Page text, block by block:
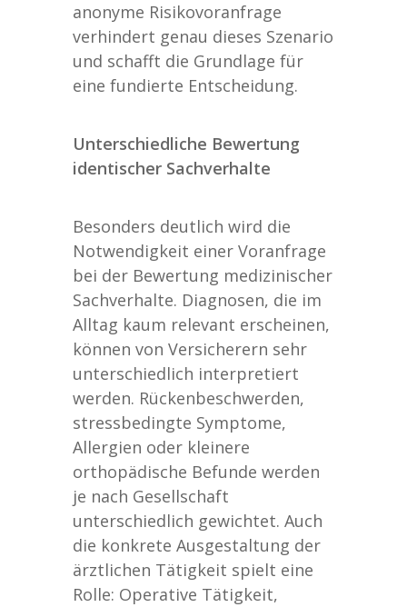
anonyme Risikovoranfrage
verhindert genau dieses Szenario
und schafft die Grundlage für
eine fundierte Entscheidung.
Unterschiedliche Bewertung
identischer Sachverhalte
Besonders deutlich wird die
Notwendigkeit einer Voranfrage
bei der Bewertung medizinischer
Sachverhalte. Diagnosen, die im
Alltag kaum relevant erscheinen,
können von Versicherern sehr
unterschiedlich interpretiert
werden. Rückenbeschwerden,
stressbedingte Symptome,
Allergien oder kleinere
orthopädische Befunde werden
je nach Gesellschaft
unterschiedlich gewichtet. Auch
die konkrete Ausgestaltung der
ärztlichen Tätigkeit spielt eine
Rolle: Operative Tätigkeit,